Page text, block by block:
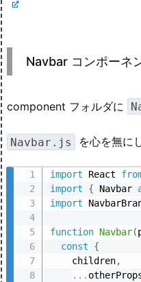
Navbar コンポーネ
component フォルダに
Navbar.js を心を無に
import React
import
{ Navbar
import
function Navbar(
const
{
    children
,
...